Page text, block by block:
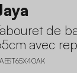
de
avec